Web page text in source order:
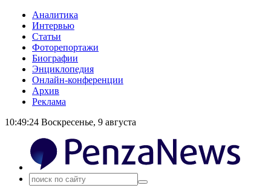
Аналитика
Интервью
Статьи
Фоторепортажи
Биографии
Энциклопедия
Онлайн-конференции
Архив
Реклама
10:49:24 Воскресенье, 9 августа